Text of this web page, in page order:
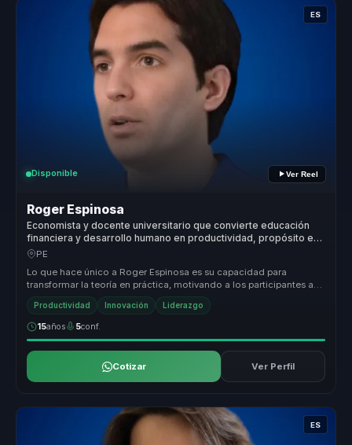
ES
Disponible Ver Reel
Roger Espinosa
Economista y docente universitario que convierte educación
financiera y desarrollo humano en productividad, propósito e
impacto social para organizaciones.
PE
Lo que hace único a Roger Espinosa es su capacidad para
transformar la teoría en práctica, motivando a los participantes a
aplicar lo apr...
Productividad Innovación Liderazgo
15años 5conf.
Cotizar Ver Perfil
ES